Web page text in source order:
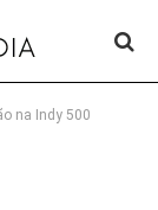
na Indy 500